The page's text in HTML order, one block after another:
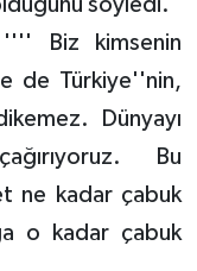
'''' Biz kimsenin
de Türkiye''nin,
Dünyayı
çağırıyoruz. Bu
ne kadar çabuk
o kadar çabuk